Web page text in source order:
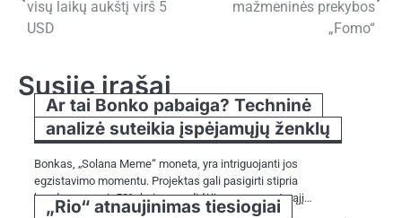
įrašų
visų laikų aukštį virš 5
USD
mažmeninės prekybos
„Fomo“
Susiję įrašai
Ar tai Bonko pabaiga? Techninė
analizė suteikia įspėjamųjų ženklų
Bonkas, „Solana Meme“ moneta, yra intriguojanti jos
egzistavimo momentu. Projektas gali pasigirti stipria
bendruomene ir 50% kainos padidėjimas per pastarąjį…
„Rio“ atnaujinimas tiesiogiai